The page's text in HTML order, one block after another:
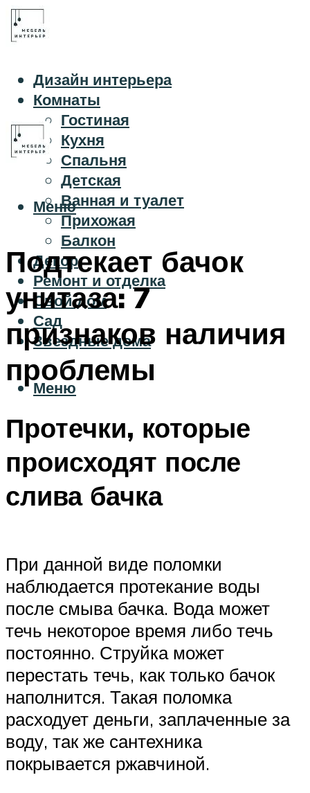
Дизайн интерьера
Комнаты
Гостиная
Кухня
Спальня
Детская
Ванная и туалет
Прихожая
Балкон
Декор
Ремонт и отделка
Свой дом
Сад
Звездные дома
Меню
Меню
Подтекает бачок
унитаза: 7
признаков наличия
проблемы
Протечки, которые
происходят после
слива бачка
При данной виде поломки
наблюдается протекание воды
после смыва бачка. Вода может
течь некоторое время либо течь
постоянно. Струйка может
перестать течь, как только бачок
наполнится. Такая поломка
расходует деньги, заплаченные за
воду, так же сантехника
покрывается ржавчиной.